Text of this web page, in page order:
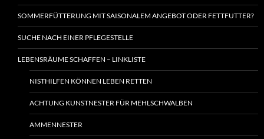
SOMMERFÜTTERUNG MIT SAISONALEM ANGEBOT ODER FETTFUTTER?
SUCHE NACH EINER PFLEGESTELLE
LEBENSRÄUME SCHAFFEN – LINKLISTE
NISTHILFEN KÖNNEN LEBEN RETTEN
ACHTUNG KUNSTNESTER FÜR MEHLSCHWALBEN
AMMENNESTER